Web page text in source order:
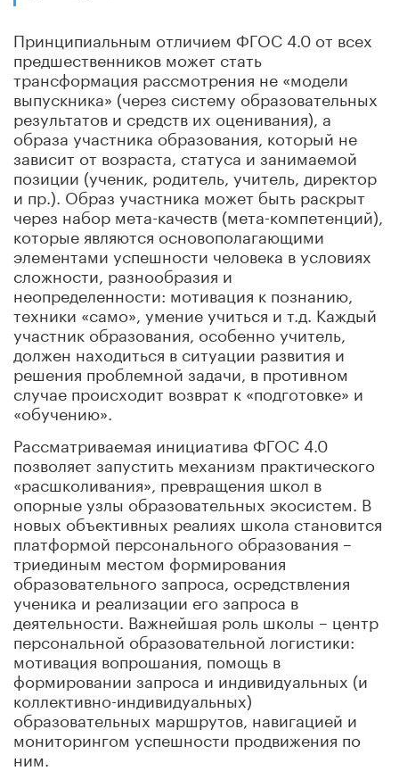
Принципиальным отличием ФГОС 4.0 от всех
предшественников может стать
трансформация рассмотрения не «модели
выпускника» (через систему образовательных
результатов и средств их оценивания), а
образа участника образования, который не
зависит от возраста, статуса и занимаемой
позиции (ученик, родитель, учитель, директор
и пр.). Образ участника может быть раскрыт
через набор мета-качеств (мета-компетенций),
которые являются основополагающими
элементами успешности человека в условиях
сложности, разнообразия и
неопределенности: мотивация к познанию,
техники «само», умение учиться и т.д. Каждый
участник образования, особенно учитель,
должен находиться в ситуации развития и
решения проблемной задачи, в противном
случае происходит возврат к «подготовке» и
«обучению».
Рассматриваемая инициатива ФГОС 4.0
позволяет запустить механизм практического
«расшколивания», превращения школ в
опорные узлы образовательных экосистем. В
новых объективных реалиях школа становится
платформой персонального образования –
триединым местом формирования
образовательного запроса, осредствления
ученика и реализации его запроса в
деятельности. Важнейшая роль школы – центр
персональной образовательной логистики:
мотивация вопрошания, помощь в
формировании запроса и индивидуальных (и
коллективно-индивидуальных)
образовательных маршрутов, навигацией и
мониторингом успешности продвижения по
ним.